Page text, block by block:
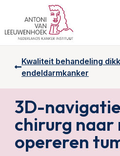
Kwaliteit behandeling
endeldarmkanker
3D-
chirurg naar
opereren